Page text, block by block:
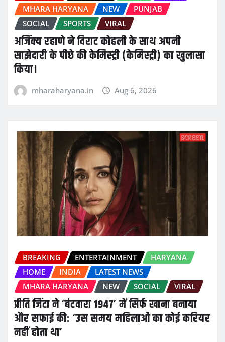
MHARA HARYANA
NEW
PUNJAB
SOCIAL
SPORTS VIRAL
अजिंक्य रहाणे ने विराट कोहली के साथ अपनी
साझेदारी के पीछे की केमिस्ट्री (केमिस्ट्री) का खुलासा
किया।
mharaharyana.in Aug 6, 2026
BREAKING ENTERTAINMENT
HARYANA
HOME
INDIA
LATEST NEWS
MHARA HARYANA
NEW SOCIAL VIRAL
प्रीति जिंटा ने ‘बंटवारा 1947’ में सिर्फ खाना बनाया
और सफाई की: ‘उस समय महिलाओं का कोई करियर
नहीं होता था’